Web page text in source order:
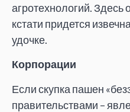
агротехнологий. Здесь
кстати придется
удочке.
Корпорации
Если скупка пашен
правительствами –